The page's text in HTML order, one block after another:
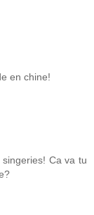
en chine!
Ca va tu